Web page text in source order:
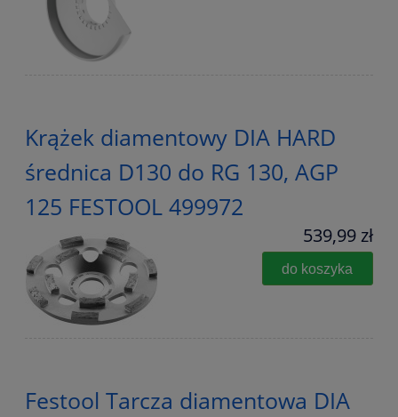
Krążek diamentowy DIA HARD
średnica D130 do RG 130, AGP
125 FESTOOL 499972
539,99 zł
do koszyka
Festool Tarcza diamentowa DIA